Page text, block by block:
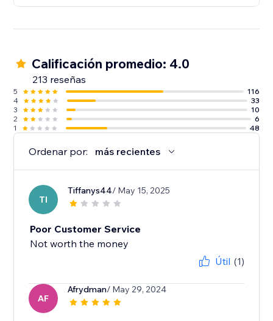
formularios de Mailchimp generan la mayor cantidad
Calificación promedio: 4.0
213 reseñas
5
116
4
33
3
10
2
6
1
48
Ordenar por: más recientes
TI
Tiffanys44/ May 15, 2025
Poor Customer Service
Not worth the money
Útil (1)
AF
Afrydman/ May 29, 2024